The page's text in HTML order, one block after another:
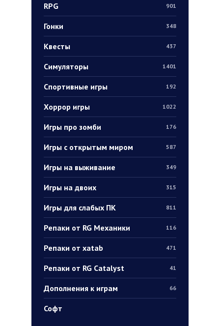
RPG 901
Гонки 348
Квесты 437
Симуляторы 1401
Спортивные игры 192
Хоррор игры 1022
Игры про зомби 176
Игры с открытым миром 587
Игры на выживание 349
Игры на двоих 315
Игры для слабых ПК 811
Репаки от RG Механики 116
Репаки от xatab 471
Репаки от RG Catalyst 41
Дополнения к играм 66
Софт